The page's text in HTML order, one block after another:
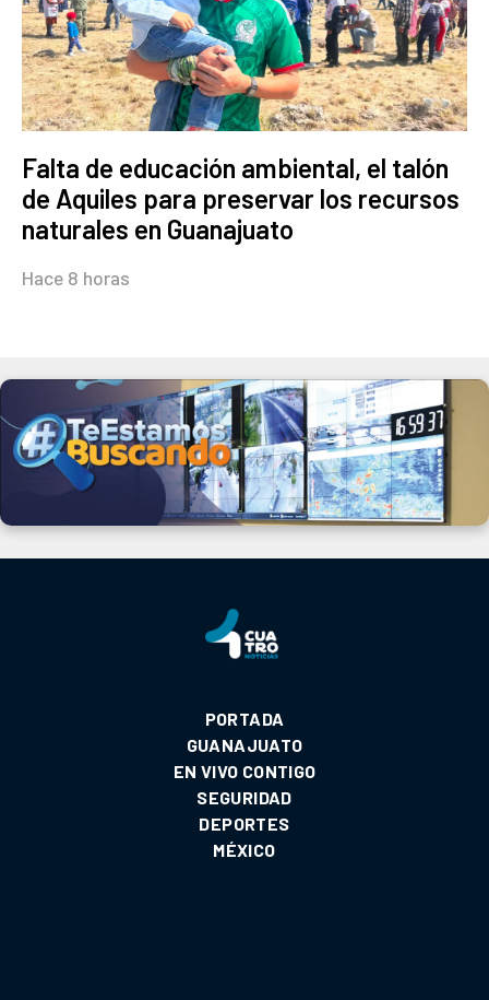
Falta de educación ambiental, el talón
de Aquiles para preservar los recursos
naturales en Guanajuato
Hace 8 horas
PORTADA
GUANAJUATO
EN VIVO CONTIGO
SEGURIDAD
DEPORTES
MÉXICO